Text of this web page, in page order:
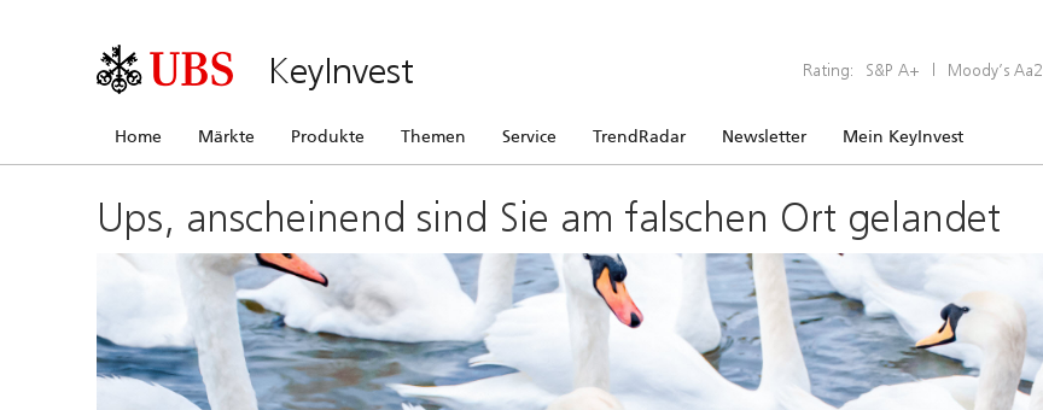
KeyInvest Rating: S&P A+ | Moody’s Aa2
Home Märkte Produkte Themen Service TrendRadar Newsletter Mein KeyInvest
Ups, anscheinend sind Sie am falschen Ort gelandet